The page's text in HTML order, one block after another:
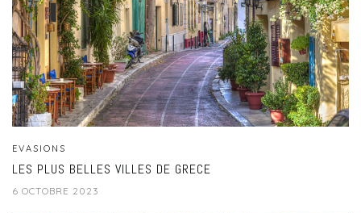
EVASIONS
LES PLUS BELLES VILLES DE GRECE
6 OCTOBRE 2023